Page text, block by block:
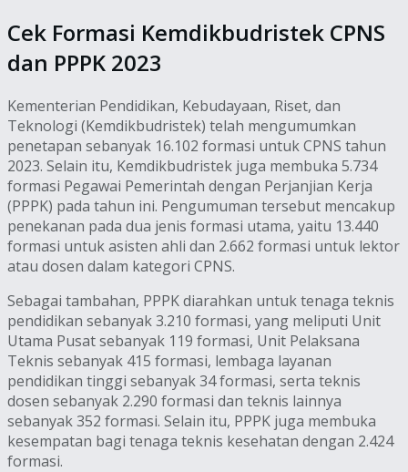
Cek Formasi Kemdikbudristek CPNS
dan PPPK 2023
Kementerian Pendidikan, Kebudayaan, Riset, dan
Teknologi (Kemdikbudristek) telah mengumumkan
penetapan sebanyak 16.102 formasi untuk CPNS tahun
2023. Selain itu, Kemdikbudristek juga membuka 5.734
formasi Pegawai Pemerintah dengan Perjanjian Kerja
(PPPK) pada tahun ini. Pengumuman tersebut mencakup
penekanan pada dua jenis formasi utama, yaitu 13.440
formasi untuk asisten ahli dan 2.662 formasi untuk lektor
atau dosen dalam kategori CPNS.
Sebagai tambahan, PPPK diarahkan untuk tenaga teknis
pendidikan sebanyak 3.210 formasi, yang meliputi Unit
Utama Pusat sebanyak 119 formasi, Unit Pelaksana
Teknis sebanyak 415 formasi, lembaga layanan
pendidikan tinggi sebanyak 34 formasi, serta teknis
dosen sebanyak 2.290 formasi dan teknis lainnya
sebanyak 352 formasi. Selain itu, PPPK juga membuka
kesempatan bagi tenaga teknis kesehatan dengan 2.424
formasi.